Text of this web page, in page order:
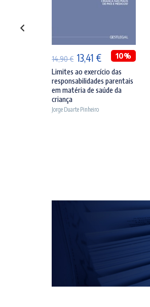
14,90€ O
preço
original
14,90 €.
13,41 €O
preço
atual
10%
Limites ao exercício das
responsabilidades parentais
em matéria de saúde da
criança
Jorge Duarte Pinheiro